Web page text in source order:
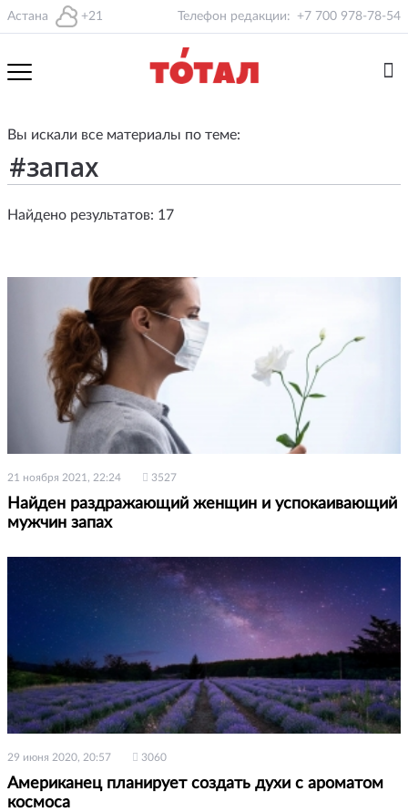
Астана +21 Телефон редакции: +7 700 978-78-54
Вы искали все материалы по теме:
Найдено результатов: 17
21 ноября 2021, 22:24 3527
Найден раздражающий женщин и успокаивающий
мужчин запах
29 июня 2020, 20:57 3060
Американец планирует создать духи с ароматом
космоса